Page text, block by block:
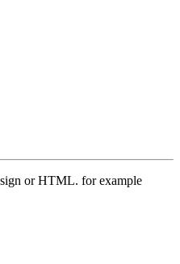
or HTML. for example